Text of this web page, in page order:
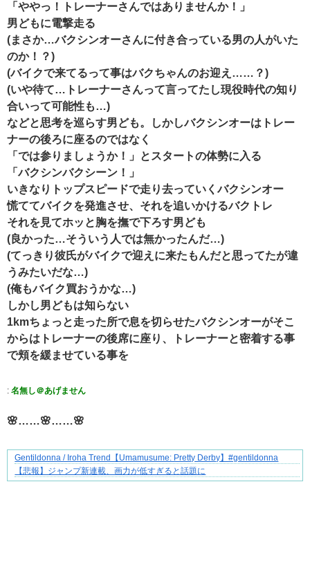
「ややっ！トレーナーさんではありませんか！」
男どもに電撃走る
(まさか…バクシンオーさんに付き合っている男の人がいた
のか！？)
(バイクで来てるって事はバクちゃんのお迎え……？)
(いや待て…トレーナーさんって言ってたし現役時代の知り
合いって可能性も…)
などと思考を巡らす男ども。しかしバクシンオーはトレー
ナーの後ろに座るのではなく
「では参りましょうか！」とスタートの体勢に入る
「バクシンバクシーン！」
いきなりトップスピードで走り去っていくバクシンオー
慌ててバイクを発進させ、それを追いかけるバクトレ
それを見てホッと胸を撫で下ろす男ども
(良かった…そういう人では無かったんだ…)
(てっきり彼氏がバイクで迎えに来たもんだと思ってたが違
うみたいだな…)
(俺もバイク買おうかな…)
しかし男どもは知らない
1kmちょっと走った所で息を切らせたバクシンオーがそこ
からはトレーナーの後席に座り、トレーナーと密着する事
で頬を緩ませている事を
: 名無し＠あげません
🌸……🌸……🌸
【マンガ】海外病院トラブルファイル
Gentildonna / Iroha Trend【Umamusume: Pretty Derby】#gentildonna
【悲報】ジャンプ新連載、画力が低すぎると話題に